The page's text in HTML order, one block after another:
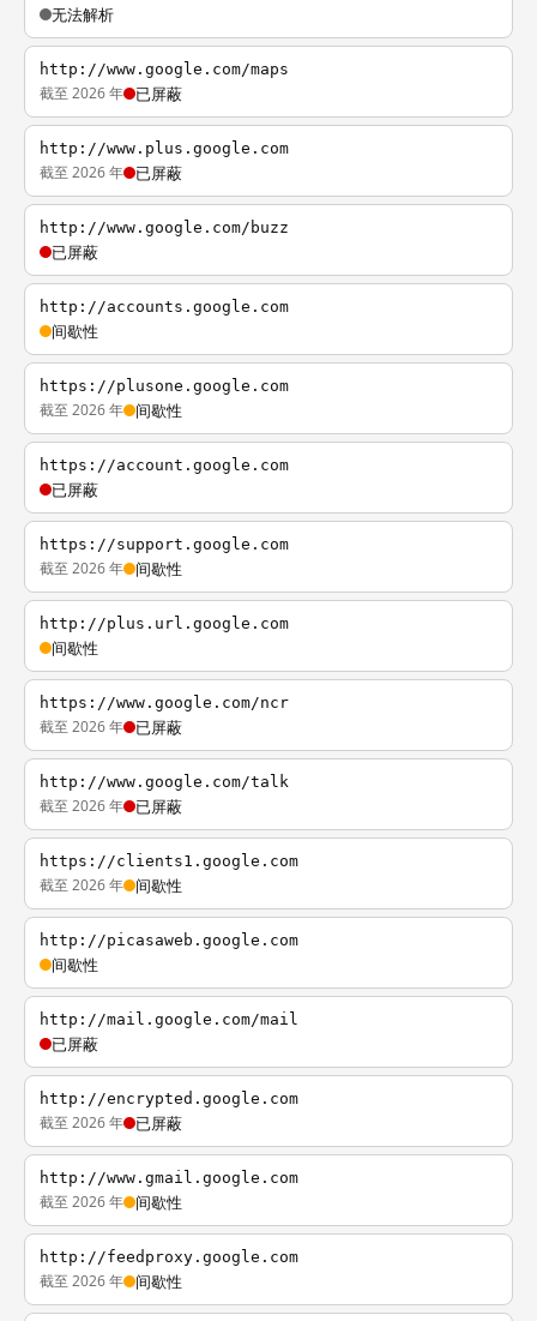
无法解析
http://www.google.com/maps
截至 2026 年 已屏蔽
http://www.plus.google.com
截至 2026 年 已屏蔽
http://www.google.com/buzz
已屏蔽
http://accounts.google.com
间歇性
https://plusone.google.com
截至 2026 年 间歇性
https://account.google.com
已屏蔽
https://support.google.com
截至 2026 年 间歇性
http://plus.url.google.com
间歇性
https://www.google.com/ncr
截至 2026 年 已屏蔽
http://www.google.com/talk
截至 2026 年 已屏蔽
https://clients1.google.com
截至 2026 年 间歇性
http://picasaweb.google.com
间歇性
http://mail.google.com/mail
已屏蔽
http://encrypted.google.com
截至 2026 年 已屏蔽
http://www.gmail.google.com
截至 2026 年 间歇性
http://feedproxy.google.com
截至 2026 年 间歇性